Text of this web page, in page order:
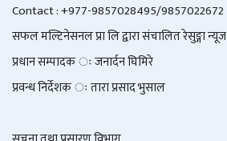
Contact : +977-9857028495/9857022672
सफल मल्टिनेसनल प्रा लि द्वारा संचालित रेसुङ्गा न्यूज
प्रधान सम्पादक ः जनार्दन घिमिरे
प्रवन्ध निर्देशक ः तारा प्रसाद भुसाल